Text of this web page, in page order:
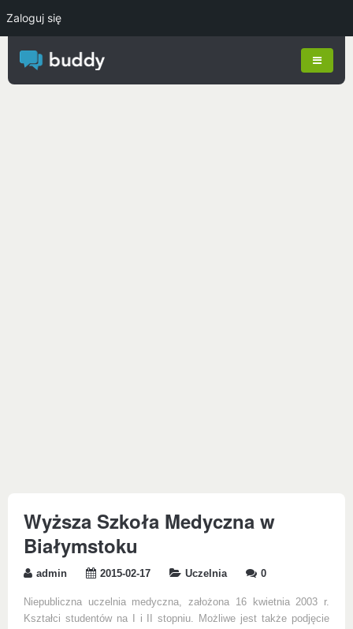
Wyższa Szkoła Medyczna w
Białymstoku
admin 2015-02-17 Uczelnia 0
Niepubliczna uczelnia medyczna, założona 16 kwietnia 2003 r.
Kształci studentów na I i II stopniu. Możliwe jest także podjęcie
Zaloguj się